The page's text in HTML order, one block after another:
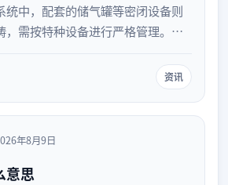
统中，配套的储气罐等密闭设备则
，需按特种设备进行严格管理。本
日常安全管理要求，帮助企业正确
资讯
年8月9日
意思